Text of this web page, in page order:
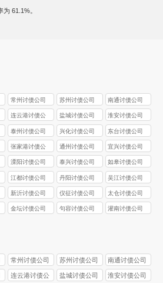
61.1%。
常州讨债公司 苏州讨债公司 南通讨债公司
连云港讨债公
司
盐城讨债公司 淮安讨债公司
泰州讨债公司 兴化讨债公司 东台讨债公司
张家港讨债公
司
通州讨债公司 宜兴讨债公司
溧阳讨债公司 泰兴讨债公司 如皋讨债公司
江都讨债公司 丹阳讨债公司 吴江讨债公司
新沂讨债公司 仪征讨债公司 太仓讨债公司
金坛讨债公司 句容讨债公司 灌南讨债公司
常州讨债公司 苏州讨债公司 南通讨债公司
连云港讨债公
盐城讨债公司 淮安讨债公司